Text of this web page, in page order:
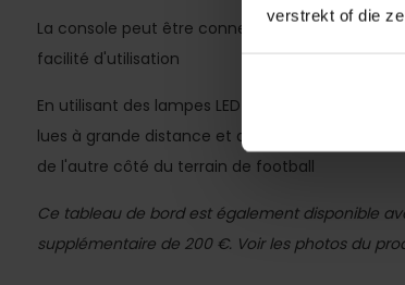
verstrekt of die
La console peut être connectée à un
facilité d'utilisation
En utilisant des lampes LED à haute intensité,
lues à grande distance et avec beaucoup de
de l'autre côté du terrain de football
Ce tableau de bord est également disponible
supplémentaire de 200 €. Voir les photos du